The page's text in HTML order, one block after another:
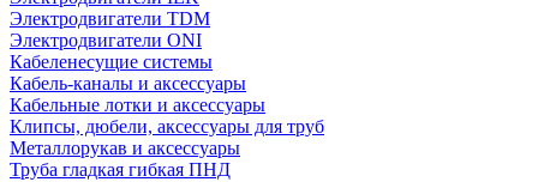
Электродвигатели TDM
Электродвигатели ONI
Кабеленесущие системы
Кабель-каналы и аксессуары
Кабельные лотки и аксессуары
Клипсы, дюбели, аксессуары для труб
Металлорукав и аксессуары
Труба гладкая гибкая ПНД